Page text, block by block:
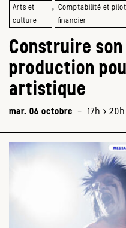
Arts et
culture
, Comptabilité et
financier
Construire
production
artistique
mar. 06 octobre - 17h > 20h